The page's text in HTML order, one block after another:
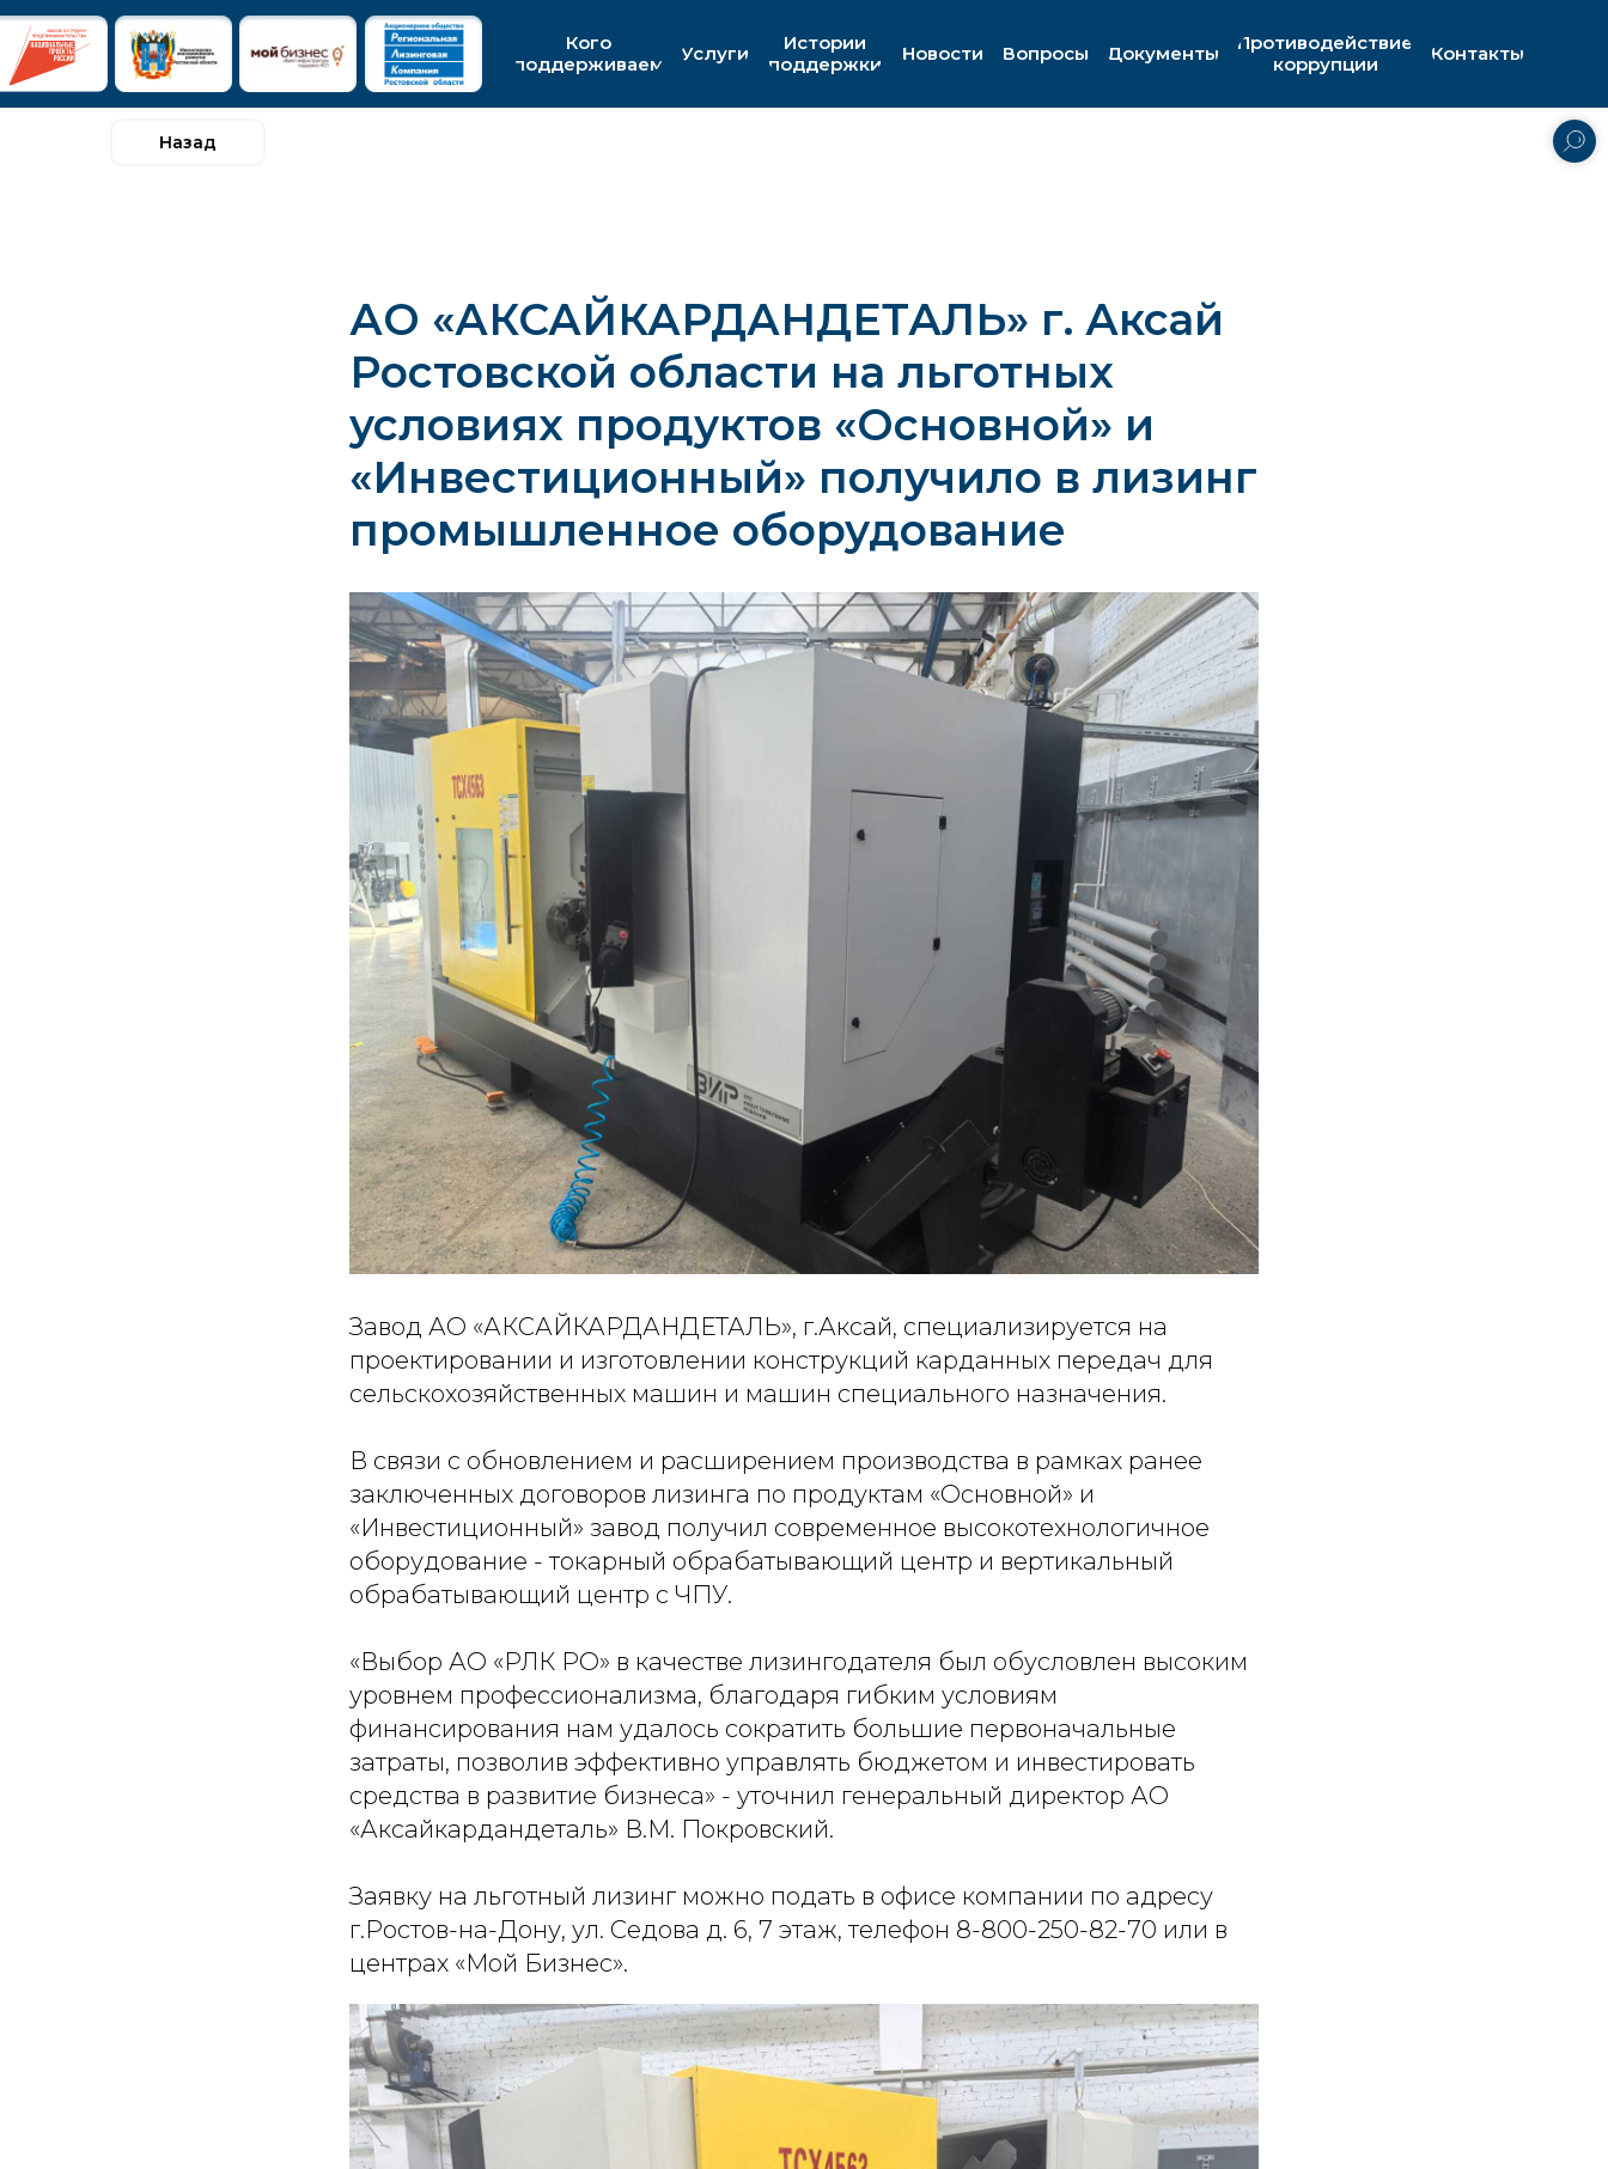
Кого
поддерживаем
Услуги
Истории
поддержки
Вопросы Документы Контакты
Противодействие
коррупции
Новости
Назад
АО «АКСАЙКАРДАНДЕТАЛЬ» г. Аксай
Ростовской области на льготных
условиях продуктов «Основной» и
«Инвестиционный» получило в лизинг
промышленное оборудование
Завод АО «АКСАЙКАРДАНДЕТАЛЬ», г.Аксай, специализируется на
проектировании и изготовлении конструкций карданных передач для
сельскохозяйственных машин и машин специального назначения.
В связи с обновлением и расширением производства в рамках ранее
заключенных договоров лизинга по продуктам «Основной» и
«Инвестиционный» завод получил современное высокотехнологичное
оборудование - токарный обрабатывающий центр и вертикальный
обрабатывающий центр с ЧПУ.
«Выбор АО «РЛК РО» в качестве лизингодателя был обусловлен высоким
уровнем профессионализма, благодаря гибким условиям
финансирования нам удалось сократить большие первоначальные
затраты, позволив эффективно управлять бюджетом и инвестировать
средства в развитие бизнеса» - уточнил генеральный директор АО
«Аксайкардандеталь» В.М. Покровский.
Заявку на льготный лизинг можно подать в офисе компании по адресу
г.Ростов-на-Дону, ул. Седова д. 6, 7 этаж, телефон 8-800-250-82-70 или в
центрах «Мой Бизнес».